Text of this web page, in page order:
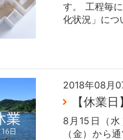
す。 工程毎
化状況」に
2018年08月
【休業
8月15日（
（金）から